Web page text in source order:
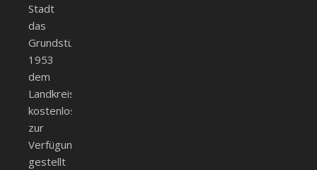
Stadt
das
Grundstück
1953
dem
Landkreis
kostenlos
zur
Verfügung
gestellt